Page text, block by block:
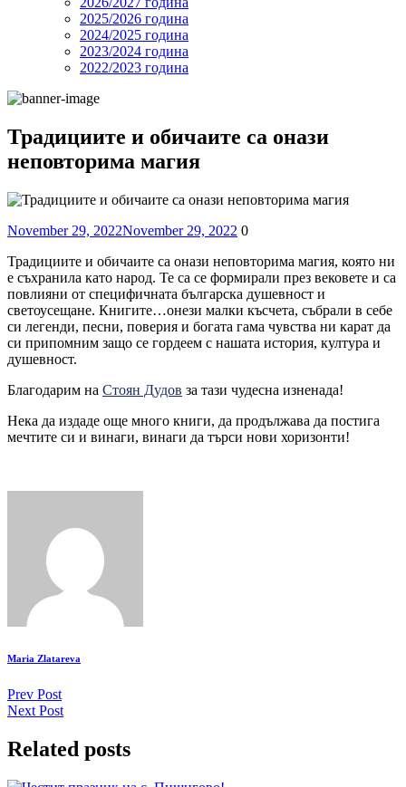
2025/2026 година
2024/2025 годинa
2023/2024 година
2022/2023 година
Традициите и обичаите са онази
неповторима магия
Posted
November 29, 2022November 29, 2022 Comments
0
Традициите и обичаите са онази неповторима магия, която ни
е съхранила като народ. Те са се формирали през вековете и са
повлияни от специфичната българска душевност и
светоусещане. Книгите…онези малки късчета, събрали в себе
си легенди, песни, поверия и богата гама чувства ни карат да
си припомним защо се гордеем с нашата история, култура и
душевност.
Благодарим на Стоян Дудов за тази чудесна изненада!
Нека да издаде още много книги, да продължава да постига
мечтите си и винаги, винаги да търси нови хоризонти!
Maria Zlatareva
Continue
Reading
Prev Post
Next Post
Related posts